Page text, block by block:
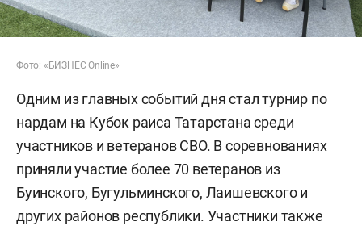
Фото: «БИЗНЕС Online»
Одним из главных событий дня стал турнир по
нардам на Кубок раиса Татарстана среди
участников и ветеранов СВО. В соревнованиях
приняли участие более 70 ветеранов из
Буинского, Бугульминского, Лаишевского и
других районов республики. Участники также